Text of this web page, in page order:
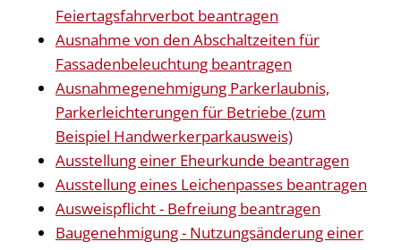
Feiertagsfahrverbot beantragen
Ausnahme von den Abschaltzeiten für
Fassadenbeleuchtung beantragen
Ausnahmegenehmigung Parkerlaubnis,
Parkerleichterungen für Betriebe (zum
Beispiel Handwerkerparkausweis)
Ausstellung einer Eheurkunde beantragen
Ausstellung eines Leichenpasses beantragen
Ausweispflicht - Befreiung beantragen
Baugenehmigung - Nutzungsänderung einer